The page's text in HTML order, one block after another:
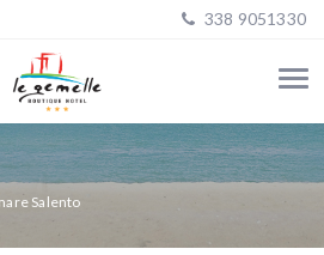
338 9051330
Salento